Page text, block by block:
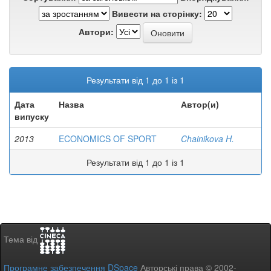
Вивести на сторінку:
Автори:
Результати від 1 до 1 із 1
Дата
випуску
Назва Автор(и)
2013 ECONOMICS OF SPORT
Chainikova H.
Результати від 1 до 1 із 1
Тема від
Програмне забезпечення DSpace Авторські права © 2002-